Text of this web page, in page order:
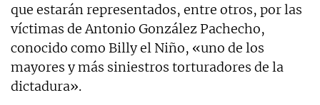
que estarán representados, entre otros, por las
víctimas de Antonio González Pachecho,
conocido como Billy el Niño, «uno de los
mayores y más siniestros torturadores de la
dictadura».